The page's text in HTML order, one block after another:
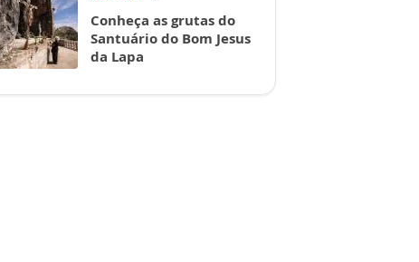
Conheça as grutas do
Santuário do Bom Jesus
da Lapa